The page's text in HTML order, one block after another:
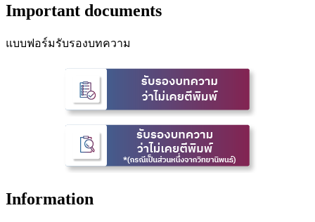
Important documents
แบบฟอร์มรับรองบทความ
Information